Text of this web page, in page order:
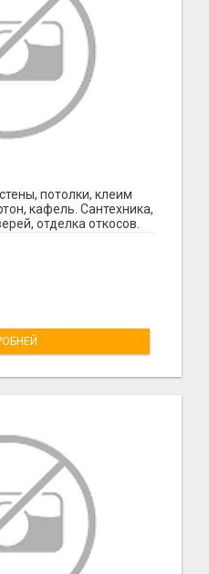
потолки, клеим
кафель. Сантехника,
отделка откосов.